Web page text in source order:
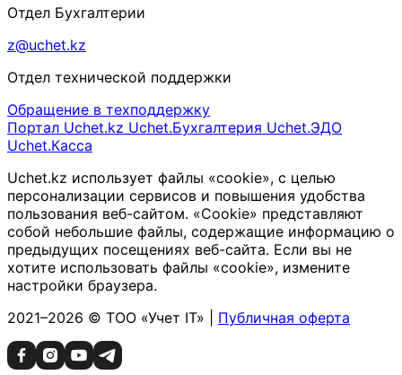
Отдел Бухгалтерии
z@uchet.kz
Отдел технической поддержки
Обращение в техподдержку
Портал Uchet.kz Uchet.Бухгалтерия Uchet.ЭДО
Uchet.Касса
Uchet.kz использует файлы «cookie», с целью
персонализации сервисов и повышения удобства
пользования веб-сайтом. «Cookie» представляют
собой небольшие файлы, содержащие информацию о
предыдущих посещениях веб-сайта. Если вы не
хотите использовать файлы «cookie», измените
настройки браузера.
2021–2026 © ТОО «Учет IT» | Публичная оферта